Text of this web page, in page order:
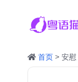
首页 > 安慰